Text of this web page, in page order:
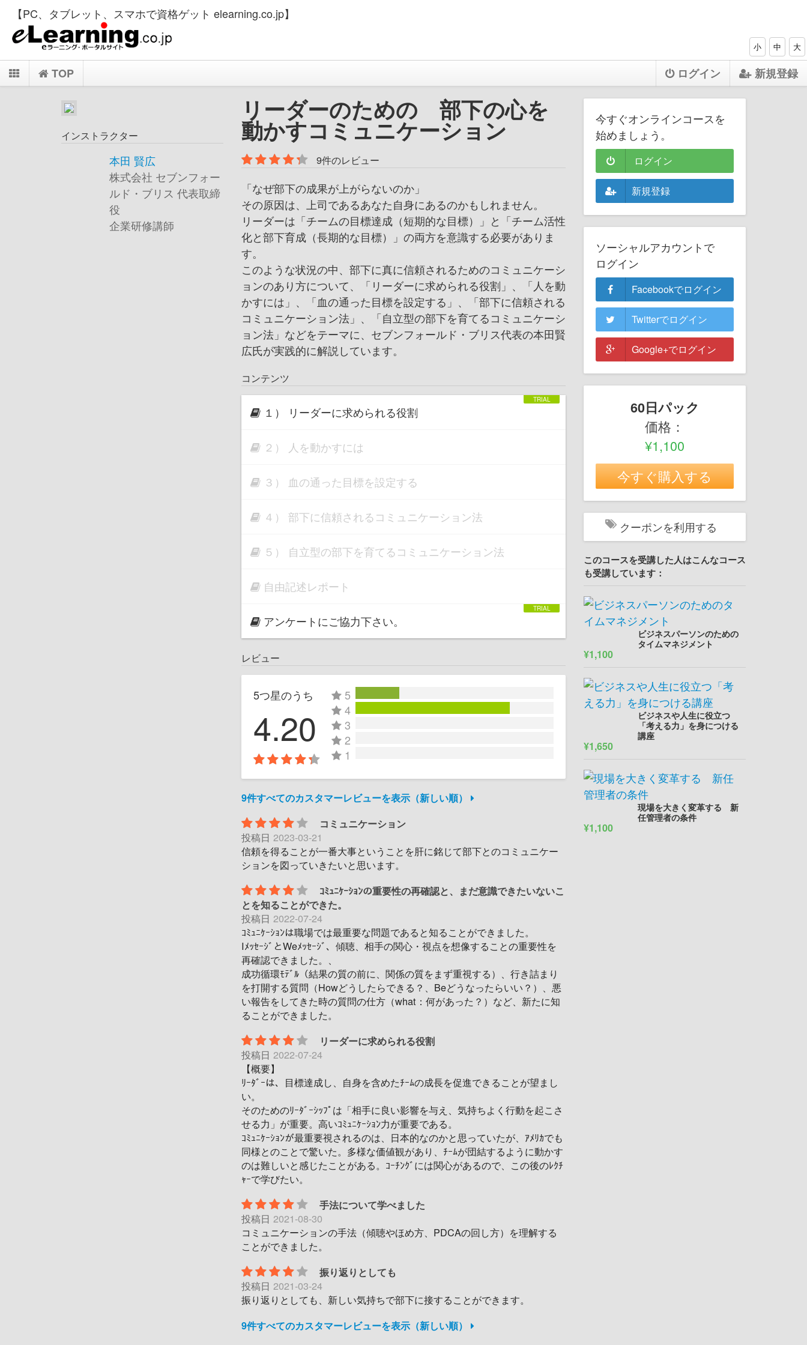
【PC、タブレット、スマホで資格ゲット elearning.co.jp】
小 中 大
TOP ログイン 新規登録
インストラクター
本田 賢広
株式会社 セブンフォー
ルド・ブリス 代表取締
役
企業研修講師
リーダーのための 部下の心を
動かすコミュニケーション
9件のレビュー
「なぜ部下の成果が上がらないのか」
その原因は、上司であるあなた自身にあるのかもしれません。
リーダーは「チームの目標達成（短期的な目標）」と「チーム活性
化と部下育成（長期的な目標）」の両方を意識する必要がありま
す。
このような状況の中、部下に真に信頼されるためのコミュニケーシ
ョンのあり方について、「リーダーに求められる役割」、「人を動
かすには」、「血の通った目標を設定する」、「部下に信頼される
コミュニケーション法」、「自立型の部下を育てるコミュニケーシ
ョン法」などをテーマに、セブンフォールド・ブリス代表の本田賢
広氏が実践的に解説しています。
コンテンツ
１） リーダーに求められる役割
２） 人を動かすには
３） 血の通った目標を設定する
４） 部下に信頼されるコミュニケーション法
５） 自立型の部下を育てるコミュニケーション法
自由記述レポート
アンケートにご協力下さい。
レビュー
5つ星のうち
4.20
5
4
3
2
1
9件すべてのカスタマーレビューを表示（新しい順）
コミュニケーション
投稿日 2023-03-21
信頼を得ることが一番大事ということを肝に銘じて部下とのコミュニケー
ションを図っていきたいと思います。
ｺﾐｭﾆｹｰｼｮﾝの重要性の再確認と、まだ意識できたいないこ
とを知ることができた。
投稿日 2022-07-24
ｺﾐｭﾆｹｰｼｮﾝは職場では最重要な問題であると知ることができました。
IﾒｯｾｰｼﾞとWeﾒｯｾｰｼﾞ、傾聴、相手の関心・視点を想像することの重要性を
再確認できました。、
成功循環ﾓﾃﾞﾙ（結果の質の前に、関係の質をまず重視する）、行き詰まり
を打開する質問（Howどうしたらできる？、Beどうなったらいい？）、悪
い報告をしてきた時の質問の仕方（what：何があった？）など、新たに知
ることができました。
リーダーに求められる役割
投稿日 2022-07-24
【概要】
ﾘｰﾀﾞｰは、目標達成し、自身を含めたﾁｰﾑの成長を促進できることが望まし
い。
そのためのﾘｰﾀﾞｰｼｯﾌﾟは「相手に良い影響を与え、気持ちよく行動を起こさ
せる力」が重要。高いｺﾐｭﾆｹｰｼｮﾝ力が重要である。
ｺﾐｭﾆｹｰｼｮﾝが最重要視されるのは、日本的なのかと思っていたが、ｱﾒﾘｶでも
同様とのことで驚いた。多様な価値観があり、ﾁｰﾑが団結するように動かす
のは難しいと感じたことがある。ｺｰﾁﾝｸﾞには関心があるので、この後のﾚｸﾁ
ｬｰで学びたい。
手法について学べました
投稿日 2021-08-30
コミュニケーションの手法（傾聴やほめ方、PDCAの回し方）を理解する
ことができました。
振り返りとしても
投稿日 2021-03-24
振り返りとしても、新しい気持ちで部下に接することができます。
9件すべてのカスタマーレビューを表示（新しい順）
今すぐオンラインコースを
始めましょう。
ログイン
新規登録
ソーシャルアカウントで
ログイン
Facebookでログイン
Twitterでログイン
Google+でログイン
60日パック
価格：
¥1,100
今すぐ購入する
クーポンを利用する
このコースを受講した人はこんなコース
も受講しています：
ビジネスパーソンのための
タイムマネジメント
¥1,100
ビジネスや人生に役立つ
「考える力」を身につける
講座
¥1,650
現場を大きく変革する 新
任管理者の条件
¥1,100